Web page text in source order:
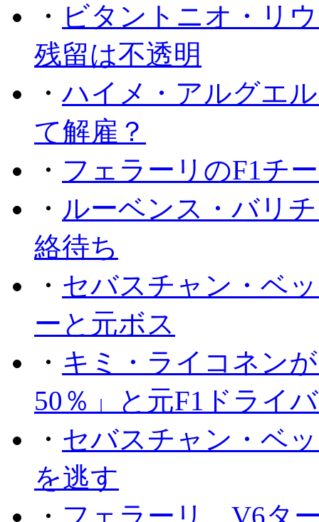
・ ビタントニオ・リ
残留は不透明
・ハイメ・アルグエ
て解雇？
・ フェラーリのF1チ
・ ルーベンス・バリ
絡待ち
・ セバスチャン・ベ
ーと元ボス
・ キミ・ライコネン
50％」と元F1ドライ
・ セバスチャン・ベ
を逃す